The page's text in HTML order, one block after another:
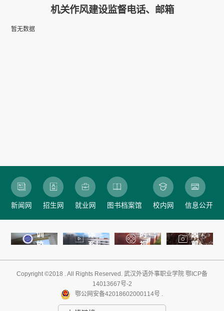
机关作风建设监督电话、邮箱
暂无数据
新闻网 招生网 就业网 图书档案馆 校内网 信息公开
训
校
学
校
体
系
内
容
时
视
园
剪
Copyright ©2018 . All Rights Reserved. 武汉外语外事职业学院 鄂ICP备
14013667号-2
鄂公网安备42018602000114号 .